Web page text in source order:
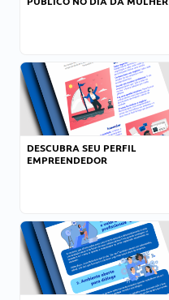
DESCUBRA SEU PERFIL
EMPREENDEDOR